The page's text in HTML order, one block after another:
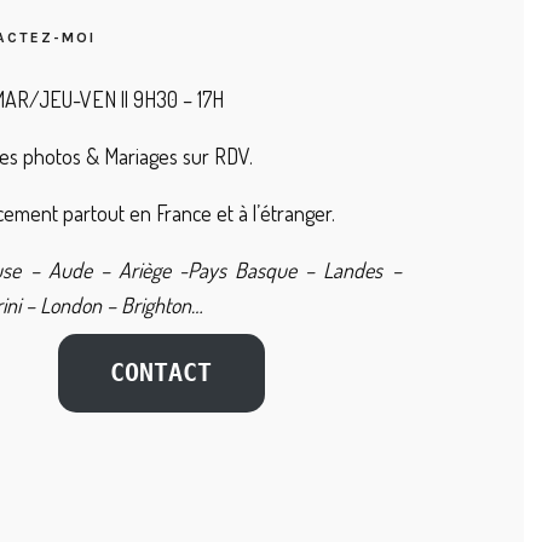
MOI
JEU-VEN || 9H30 – 17H
photos & Mariages sur RDV.
partout en France et à l’étranger.
– Aude – Ariège -Pays Basque – Landes –
– London – Brighton…
CONTACT